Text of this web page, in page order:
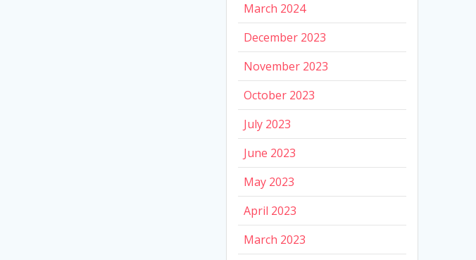
March 2024
December 2023
November 2023
October 2023
July 2023
June 2023
May 2023
April 2023
March 2023